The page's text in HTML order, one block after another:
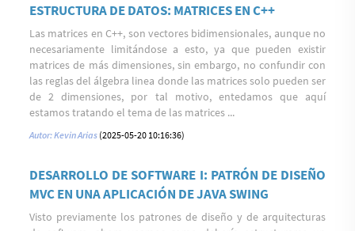
ESTRUCTURA DE DATOS: MATRICES EN C++
Las matrices en C++, son vectores bidimensionales, aunque no
necesariamente limitándose a esto, ya que pueden existir
matrices de más dimensiones, sin embargo, no confundir con
las reglas del álgebra linea donde las matrices solo pueden ser
de 2 dimensiones, por tal motivo, entedamos que aquí
estamos tratando el tema de las matrices ...
Autor: Kevin Arias (2025-05-20 10:16:36)
DESARROLLO DE SOFTWARE I: PATRÓN DE DISEÑO
MVC EN UNA APLICACIÓN DE JAVA SWING
Visto previamente los patrones de diseño y de arquitecturas